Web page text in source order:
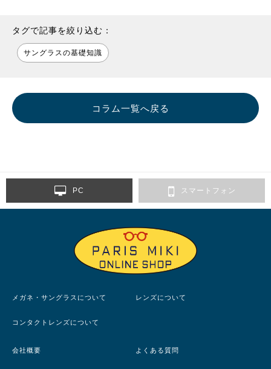
タグで記事を絞り込む：
サングラスの基礎知識
コラム一覧へ戻る
PC スマートフォン
メガネ・サングラスについて レンズについて
コンタクトレンズについて
会社概要 よくある質問